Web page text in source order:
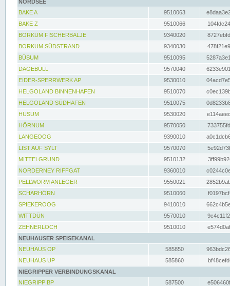
NORDSEE
BAKE A
9510063
BAKE Z
9510066
BORKUM FISCHERBALJE
9340020
BORKUM SÜDSTRAND
9340030
BÜSUM
9510095
DAGEBÜLL
9570040
EIDER-SPERRWERK AP
9530010
HELGOLAND BINNENHAFEN
9510070
HELGOLAND SÜDHAFEN
9510075
HUSUM
9530020
HÖRNUM
9570050
LANGEOOG
9390010
LIST AUF SYLT
9570070
MITTELGRUND
9510132
NORDERNEY RIFFGAT
9360010
PELLWORM ANLEGER
9550021
SCHARHÖRN
9510060
SPIEKEROOG
9410010
WITTDÜN
9570010
ZEHNERLOCH
9510010
NEUHAUSER SPEISEKANAL
NEUHAUS OP
585850
NEUHAUS UP
585860
NIEGRIPPER VERBINDUNGSKANAL
NIEGRIPP BP
587500